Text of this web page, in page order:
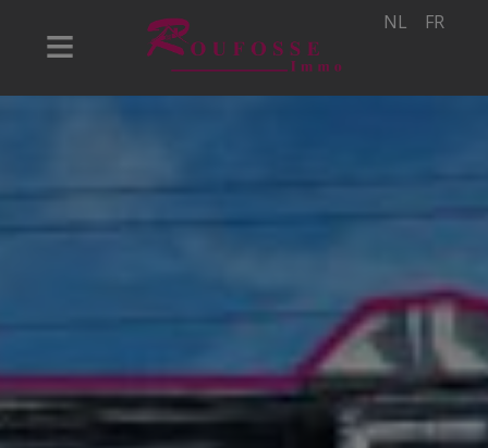
NL FR